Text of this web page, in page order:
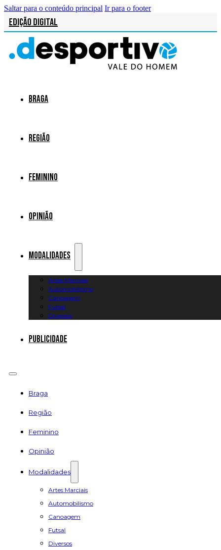
Saltar para o conteúdo principal Ir para o footer
Edição Digital
Braga
Região
Feminino
Opinião
Modalidades
Artes Marciais
Automobilismo
Canoagem
Futsal
Diversos
Publicidade
Braga
Região
Feminino
Opinião
Modalidades
Artes Marciais
Automobilismo
Canoagem
Futsal
Diversos